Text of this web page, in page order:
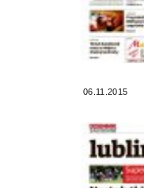
06.11.2015